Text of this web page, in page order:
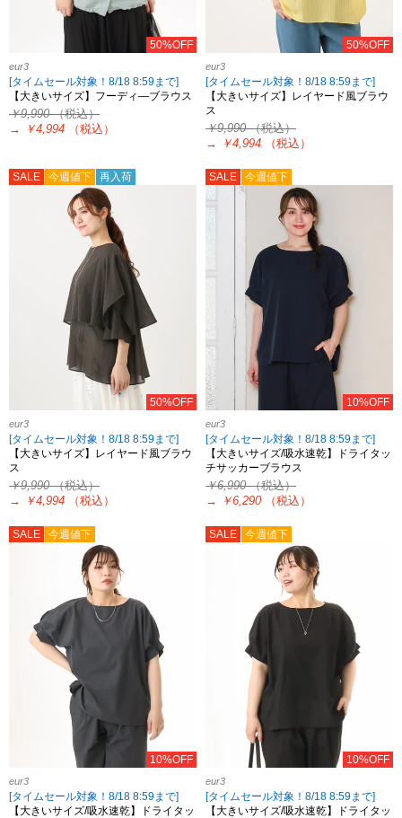
50%OFF
eur3
[タイムセール対象！8/18 8:59まで]
【大きいサイズ】フーディ―ブラウス
￥9,990（税込）
→
￥4,994 （税込）
50%OFF
eur3
[タイムセール対象！8/18 8:59まで]
【大きいサイズ】レイヤード風ブラウ
ス
￥9,990（税込）
→
￥4,994 （税込）
SALE 今週値下 再入荷
50%OFF
eur3
[タイムセール対象！8/18 8:59まで]
【大きいサイズ】レイヤード風ブラウ
ス
￥9,990（税込）
→
￥4,994 （税込）
SALE 今週値下
10%OFF
eur3
[タイムセール対象！8/18 8:59まで]
【大きいサイズ/吸水速乾】ドライタッ
チサッカーブラウス
￥6,990（税込）
→
￥6,290 （税込）
SALE 今週値下
10%OFF
eur3
[タイムセール対象！8/18 8:59まで]
【大きいサイズ/吸水速乾】ドライタッ
SALE 今週値下
10%OFF
eur3
[タイムセール対象！8/18 8:59まで]
【大きいサイズ/吸水速乾】ドライタッ